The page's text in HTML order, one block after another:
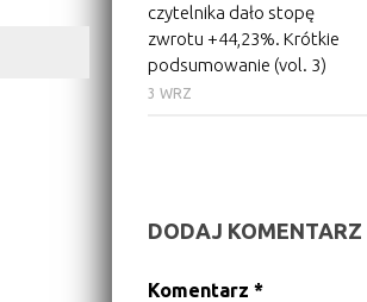
czytelnika dało stopę
zwrotu +44,23%. Krótkie
podsumowanie (vol. 3)
3 WRZ
DODAJ KOMENTARZ
Komentarz *